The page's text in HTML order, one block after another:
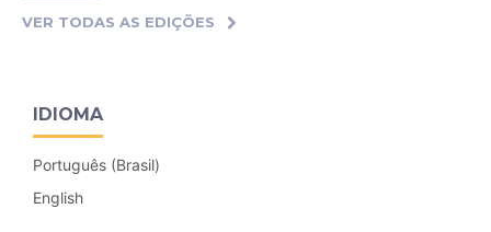
VER TODAS AS EDIÇÕES
IDIOMA
Português (Brasil)
English